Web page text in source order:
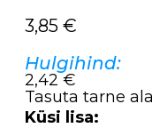
3,85 €
Hulgihind:
2,42 €
Tasuta tarne
Küsi lisa: